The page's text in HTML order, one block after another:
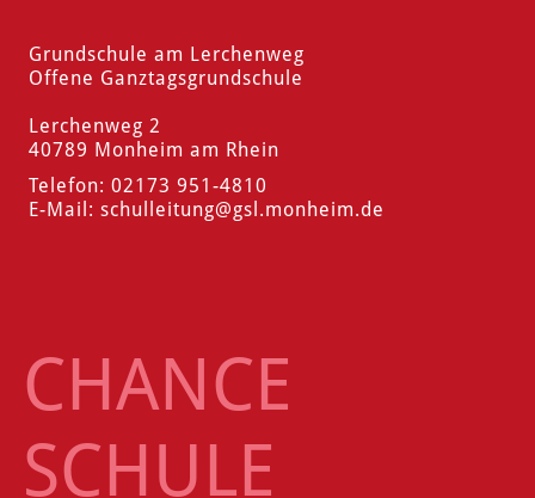
Grundschule am Lerchenweg
Offene Ganztagsgrundschule
Lerchenweg 2
40789 Monheim am Rhein
Telefon: 02173 951-4810
E-Mail: schulleitung@gsl.monheim.de
CHANCE
SCHULE